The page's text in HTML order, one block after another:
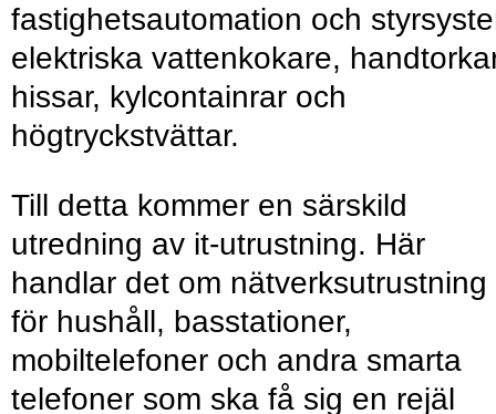
fastighetsautomation och
elektriska vattenkokare,
hissar, kylcontainrar och
högtryckstvättar.
Till detta kommer en särskild
utredning av it-utrustning. Här
handlar det om nätverksutrustning
för hushåll, basstationer,
mobiltelefoner och andra smarta
telefoner som ska få sig en rejäl